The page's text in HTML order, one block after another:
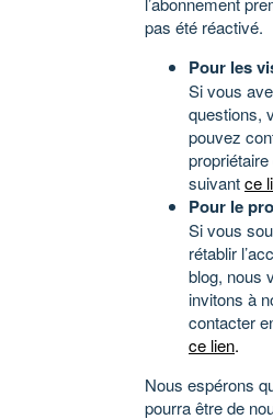
pas été réactivé.
Pour les
Si vous
questions,
pouvez
suivantce
Pour le
Si vous
rétablir
blog, nous
invitons à
contacter
ce lien.
Nous espérons
pourra être de